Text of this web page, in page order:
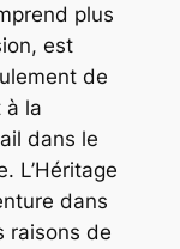
plus
est
de
à la
dans le
L’Héritage
dans
raisons de